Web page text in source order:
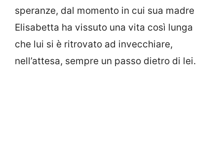
speranze, dal momento in cui sua madre
Elisabetta ha vissuto una vita così lunga
che lui si è ritrovato ad invecchiare,
nell’attesa, sempre un passo dietro di lei.